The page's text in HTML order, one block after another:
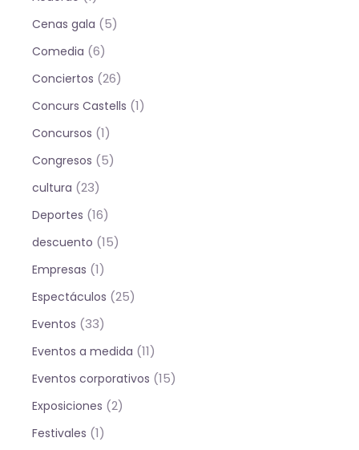
Cenas gala (5)
Comedia (6)
Conciertos (26)
Concurs Castells (1)
Concursos (1)
Congresos (5)
cultura (23)
Deportes (16)
descuento (15)
Empresas (1)
Espectáculos (25)
Eventos (33)
Eventos a medida (11)
Eventos corporativos (15)
Exposiciones (2)
Festivales (1)